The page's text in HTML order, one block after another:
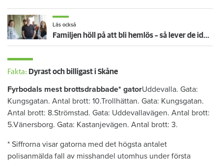
Läs också
Familjen höll på att bli hemlös – så lever de idag: "Vi behöver inte vara oroliga längre"
Fakta: Dyrast och billigast i Skåne
Fyrbodals mest brottsdrabbade* gatorUddevalla. Gata:
Kungsgatan. Antal brott: 10.Trollhättan. Gata: Kungsgatan.
Antal brott: 8.Strömstad. Gata: Uddevallavägen. Antal brott:
5.Vänersborg. Gata: Kastanjevägen. Antal brott: 3.
* Siffrorna visar gatorna med det högsta antalet
polisanmälda fall av misshandel utomhus under första